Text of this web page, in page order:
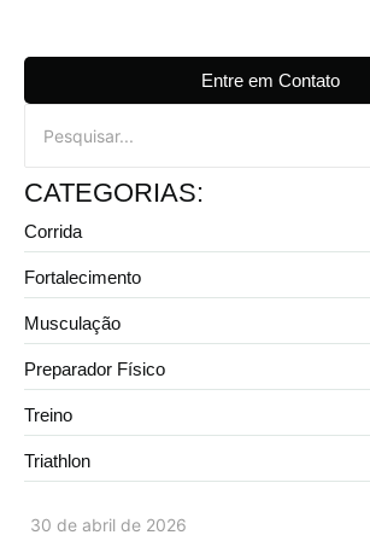
30 de abril de 2026
Entre em Contato
CATEGORIAS:
Corrida
Fortalecimento
Musculação
Preparador Físico
Treino
Triathlon